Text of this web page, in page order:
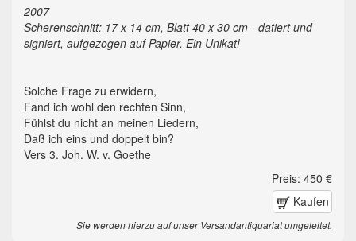
2007
Scherenschnitt: 17 x 14 cm, Blatt 40 x 30 cm - datiert und
signiert, aufgezogen auf Papier. Ein Unikat!
Solche Frage zu erwidern,
Fand ich wohl den rechten Sinn,
Fühlst du nicht an meinen Liedern,
Daß ich eins und doppelt bin?
Vers 3. Joh. W. v. Goethe
Preis: 450 €
Kaufen
Sie werden hierzu auf unser Versandantiquariat umgeleitet.